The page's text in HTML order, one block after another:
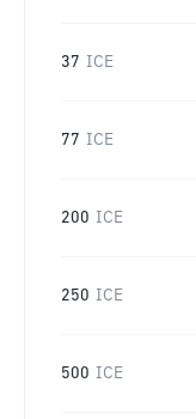
37 ICE
77 ICE
200 ICE
250 ICE
500 ICE